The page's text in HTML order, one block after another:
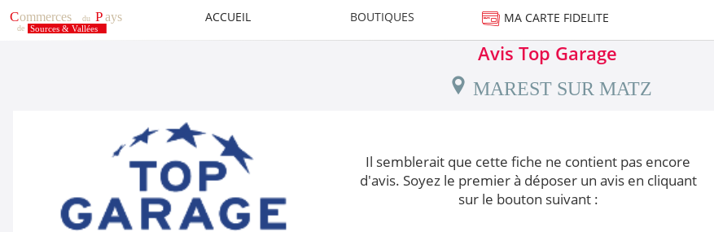
ACCUEIL BOUTIQUES MA CARTE FIDELITE
Avis Top Garage
MAREST SUR MATZ
Il semblerait que cette fiche ne contient pas encore
d'avis. Soyez le premier à déposer un avis en cliquant
sur le bouton suivant :